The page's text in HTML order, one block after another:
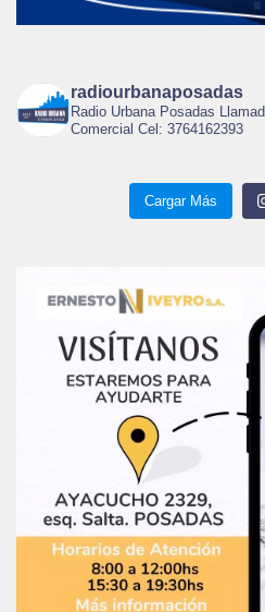
radiourbanaposadas
Radio Urbana Posadas
Comercial Cel: 3764162393
Cargar Más